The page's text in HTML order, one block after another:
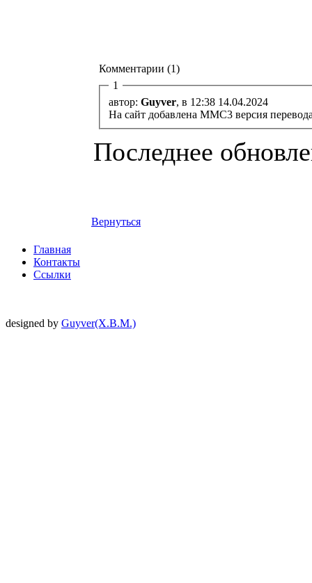
Комментарии (1)
1
автор: Guyver, в 12:38 14.04.2024
На сайт добавлена MMC3 версия
Последнее
Вернуться
Главная
Контакты
Ссылки
designed by Guyver(X.B.M.)